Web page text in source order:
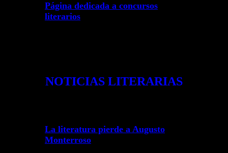
Página dedicada a concursos
literarios
NOTICIAS LITERARIAS
La literatura pierde a Augusto
Monterroso